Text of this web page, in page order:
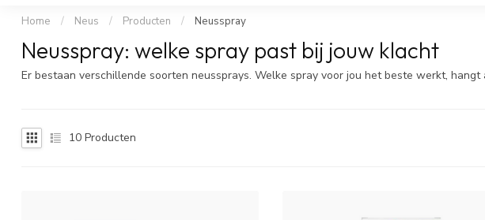
Home / Neus / Producten / Neusspray
Neusspray: welke spray past bij jouw klacht
Er bestaan verschillende soorten neussprays. Welke spray voor jou het beste werkt, hangt
10 Producten